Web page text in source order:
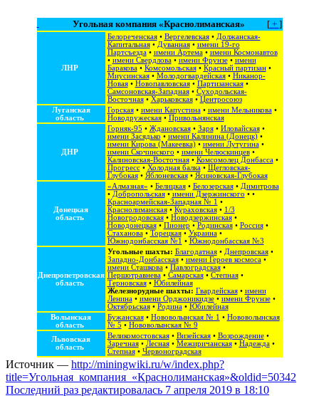
[+ ]
Угольная компания «Краснолиманская»
ЛНР
Белореченская• Вергелевская• Должанская-
Капитальная• Дуванная• имени 19-го
Партсъезда• имени Артема• имени Космонавтов
• имени Свердлова• имени Фрунзе• имени
Баракова• Комсомольская• Красный партизан•
Миусинская• Молодогвардейская• Никанор-
Новая• Новопавловская• Партизанская•
Самсоновская-Западная• Суходольская-
Восточная• Харьковская• Центросоюз
Луганская
область
Горская• имени Капустина• имени Мельникова•
Новодружеская• Привольнянская
ДНР
Горняк-95 • Ждановская• Заря• Иловайская•
имени Засядько • имени Калинина (Донецк)•
имени Кирова (Макеевка)• имени Лутугина•
имени Скочинского • имени Челюскинцев•
Калиновская-Восточная• Комсомолец Донбасса•
Прогресс• Холодная балка• Щегловская-
Глубокая• Яблоневская• Ясиновская-Глубокая
Донецкая
область
«Алмазная» • Белицкая• Белозерская• Димитрова
• Добропольская• имени Дзержинского • •
Красноармейская-Западная № 1 •
Краснолиманская• Кураховская• 1/3
Новогродовская• Новодзержинская•
Новодонецкая• Пионер • Родинская• Россия•
Стаханова• Торецкая• Украина•
Южнодонбасская №1 • Южнодонбасская №3
Днепропетровская
область
Угольные шахты: Благодатная• Днепровская•
Западно-Донбасская• имени Героев космоса•
имени Сташкова• Павлоградская•
Першотравнева• Самарская• Степная•
Терновская• Юбилейная
Железнорудные шахты: Гвардейская• имени
Ленина• имени Орджоникидзе• имени Фрунзе•
Октябрьская• Родина• Юбилейная
Волынская
область
Бужанская• Нововолынская № 1 • Нововолынская
№ 5 • Нововолынская № 9
Львовская
область
Великомостовская• Визейская• Возрождение•
Заречная• Лесная• Межиричанская• Надежда•
Степная• Червоноградская
Источник — http://miningwiki.ru/w/index.php?
title=Угольная_компания_«Краснолиманская»&oldid=50342
Последний раз редактировалась 7 апреля 2019 в 18:10